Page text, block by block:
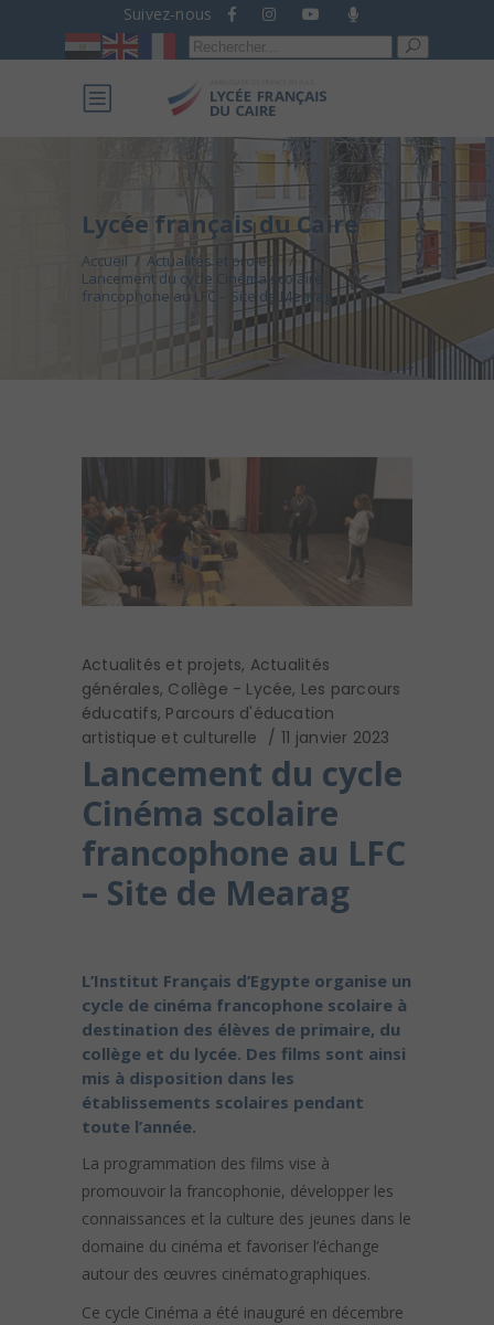
Suivez-nous
Recherche
pour :
Lycée français du Caire
Accueil / Actualités et projets
/
Lancement du cycle Cinéma scolaire
francophone au LFC – Site de Mearag
Actualités et projets, Actualités
générales, Collège - Lycée, Les parcours
éducatifs, Parcours d'éducation
artistique et culturelle
11 janvier 2023
Lancement du cycle
Cinéma scolaire
francophone au LFC
– Site de Mearag
L’Institut Français d’Egypte organise un
cycle de cinéma francophone scolaire à
destination des élèves de primaire, du
collège et du lycée. Des films sont ainsi
mis à disposition dans les
établissements scolaires pendant
toute l’année.
La programmation des films vise à
promouvoir la francophonie, développer les
connaissances et la culture des jeunes dans le
domaine du cinéma et favoriser l’échange
autour des œuvres cinématographiques.
Ce cycle Cinéma a été inauguré en décembre